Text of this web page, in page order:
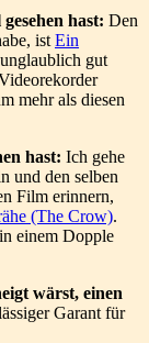
hast: Den
ist Ein
gut
mehr als diesen
hast: Ich gehe
und den selben
Film erinnern,
(The Crow).
einem Dopple
wärst, einen
Garant für